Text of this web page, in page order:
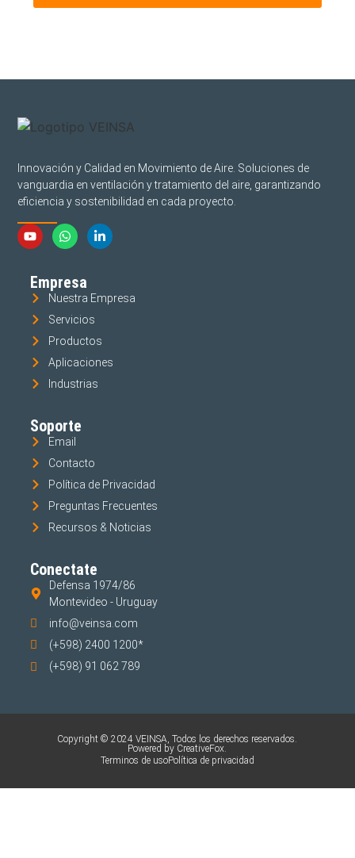
Innovación y Calidad en Movimiento de Aire. Soluciones de
vanguardia en ventilación y tratamiento del aire, garantizando
eficiencia y sostenibilidad en cada proyecto.
Empresa
Nuestra Empresa
Servicios
Productos
Aplicaciones
Industrias
Soporte
Email
Contacto
Política de Privacidad
Preguntas Frecuentes
Recursos & Noticias
Conectate
Defensa 1974/86
Montevideo - Uruguay
info@veinsa.com
(+598) 2400 1200*
(+598) 91 062 789
Copyright © 2024 VEINSA, Todos los derechos reservados.
Powered by CreativeFox.
Terminos de usoPolítica de privacidad